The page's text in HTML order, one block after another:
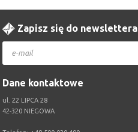
Zapisz się do newslettera
Dane kontaktowe
ul. 22 LIPCA 28
42-320 NIEGOWA